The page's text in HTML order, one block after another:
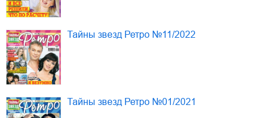
Тайны звезд Ретро №11/2022
Тайны звезд Ретро №01/2021